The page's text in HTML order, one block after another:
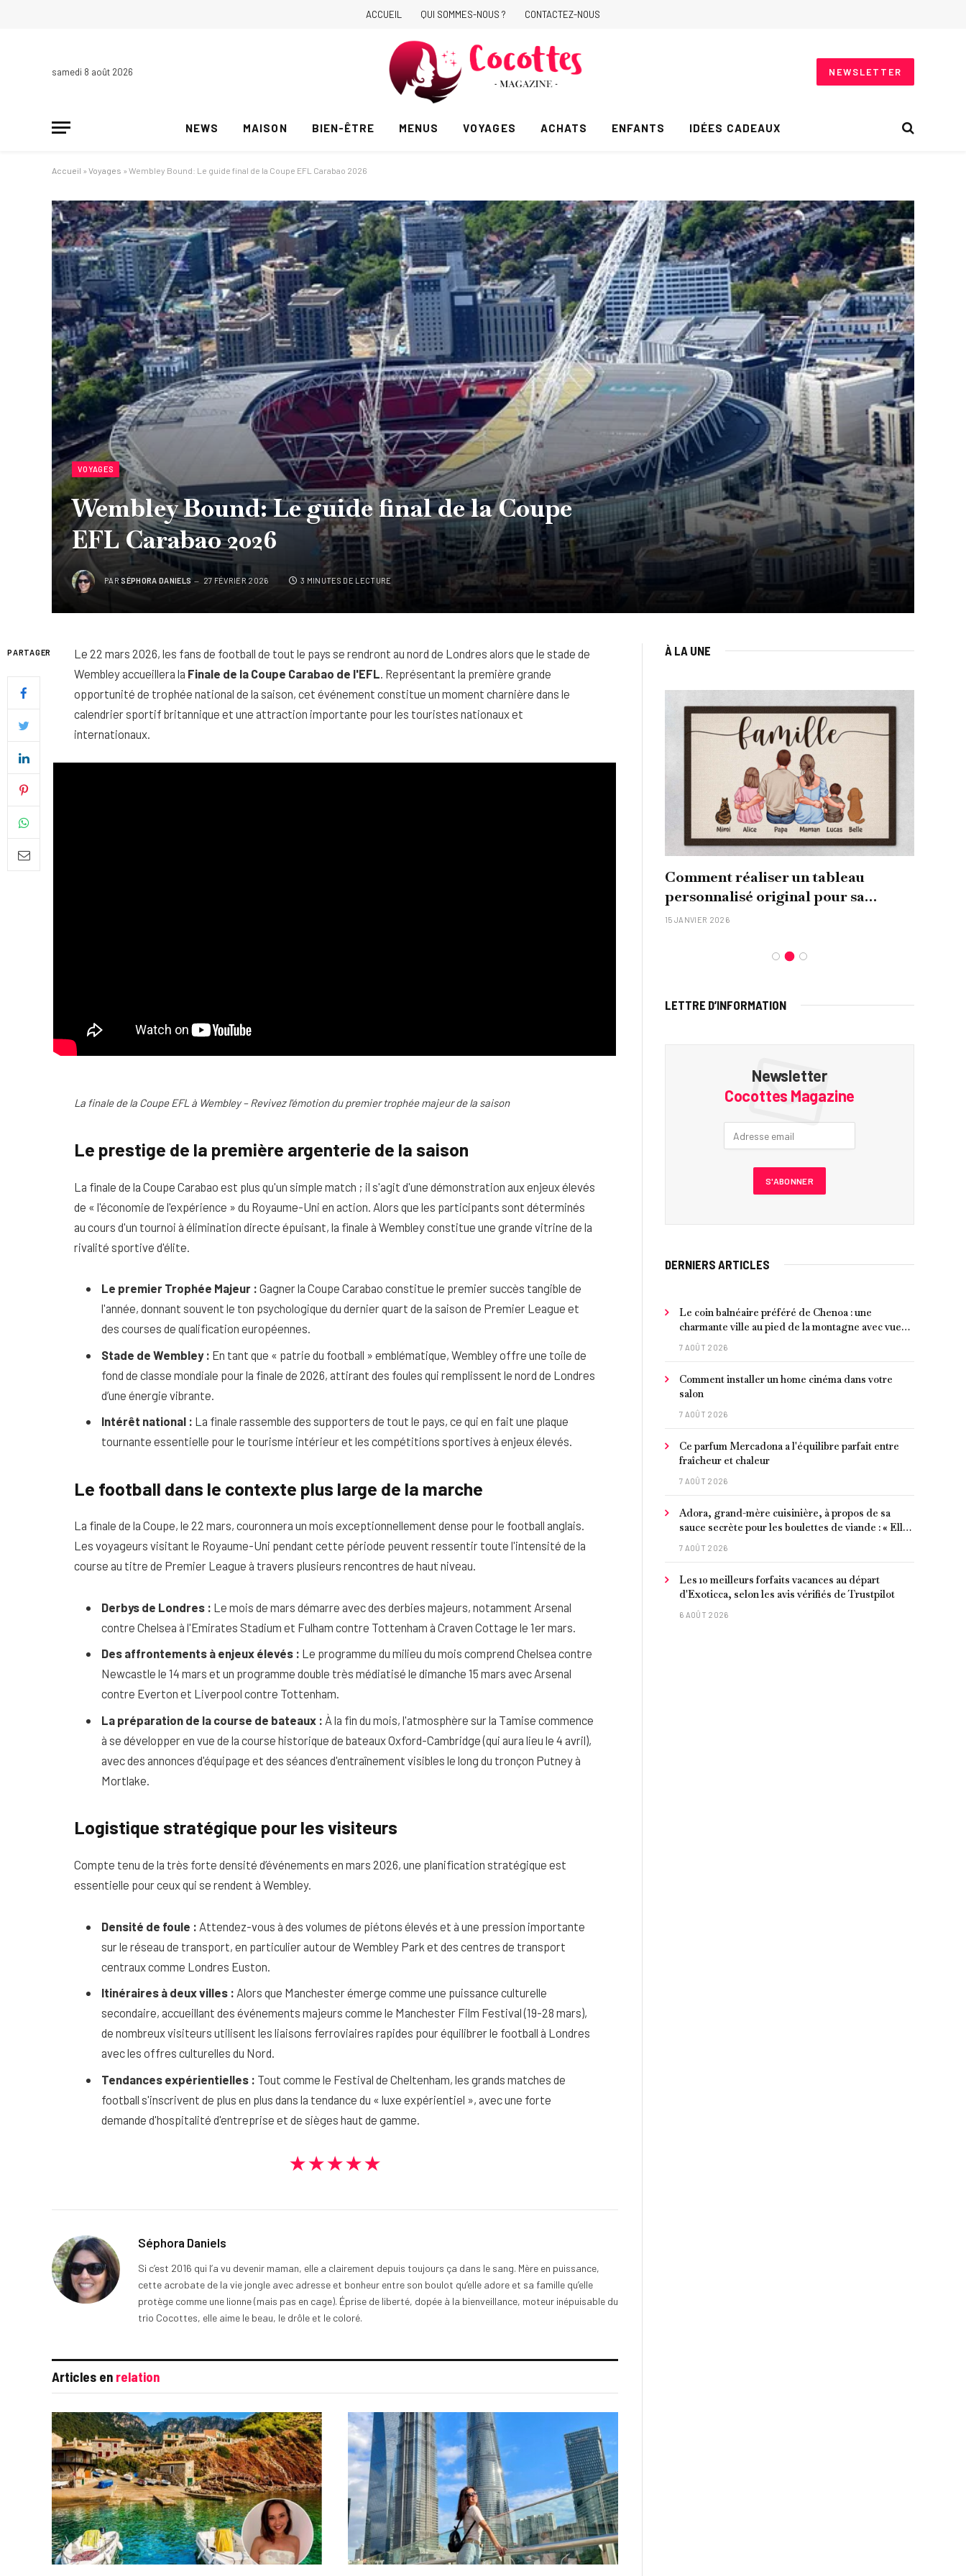
ACCUEIL QUI SOMMES-NOUS ? CONTACTEZ-NOUS
samedi 8 août 2026 NEWSLETTER
NEWS MAISON BIEN-ÊTRE MENUS VOYAGES ACHATS ENFANTS IDÉES CADEAUX
Accueil » Voyages » Wembley Bound: Le guide final de la Coupe EFL Carabao 2026
VOYAGES
Wembley Bound: Le guide final de la Coupe
EFL Carabao 2026
PAR SÉPHORA DANIELS 27 FÉVRIER 2026 3 MINUTES DE LECTURE
PARTAGER
Le 22 mars 2026, les fans de football de tout le pays se rendront au nord de Londres alors que le stade de
Wembley accueillera la Finale de la Coupe Carabao de l'EFL. Représentant la première grande
opportunité de trophée national de la saison, cet événement constitue un moment charnière dans le
calendrier sportif britannique et une attraction importante pour les touristes nationaux et
internationaux.
La finale de la Coupe EFL à Wembley – Revivez l'émotion du premier trophée majeur de la saison
Le prestige de la première argenterie de la saison
La finale de la Coupe Carabao est plus qu'un simple match ; il s'agit d'une démonstration aux enjeux élevés
de « l'économie de l'expérience » du Royaume-Uni en action. Alors que les participants sont déterminés
au cours d'un tournoi à élimination directe épuisant, la finale à Wembley constitue une grande vitrine de la
rivalité sportive d'élite.
Le premier Trophée Majeur : Gagner la Coupe Carabao constitue le premier succès tangible de
l'année, donnant souvent le ton psychologique du dernier quart de la saison de Premier League et
des courses de qualification européennes.
Stade de Wembley : En tant que « patrie du football » emblématique, Wembley offre une toile de
fond de classe mondiale pour la finale de 2026, attirant des foules qui remplissent le nord de Londres
d’une énergie vibrante.
Intérêt national : La finale rassemble des supporters de tout le pays, ce qui en fait une plaque
tournante essentielle pour le tourisme intérieur et les compétitions sportives à enjeux élevés.
Le football dans le contexte plus large de la marche
La finale de la Coupe, le 22 mars, couronnera un mois exceptionnellement dense pour le football anglais.
Les voyageurs visitant le Royaume-Uni pendant cette période peuvent ressentir toute l'intensité de la
course au titre de Premier League à travers plusieurs rencontres de haut niveau.
Derbys de Londres : Le mois de mars démarre avec des derbies majeurs, notamment Arsenal
contre Chelsea à l'Emirates Stadium et Fulham contre Tottenham à Craven Cottage le 1er mars.
Des affrontements à enjeux élevés : Le programme du milieu du mois comprend Chelsea contre
Newcastle le 14 mars et un programme double très médiatisé le dimanche 15 mars avec Arsenal
contre Everton et Liverpool contre Tottenham.
La préparation de la course de bateaux : À la fin du mois, l'atmosphère sur la Tamise commence
à se développer en vue de la course historique de bateaux Oxford-Cambridge (qui aura lieu le 4 avril),
avec des annonces d'équipage et des séances d'entraînement visibles le long du tronçon Putney à
Mortlake.
Logistique stratégique pour les visiteurs
Compte tenu de la très forte densité d’événements en mars 2026, une planification stratégique est
essentielle pour ceux qui se rendent à Wembley.
Densité de foule : Attendez-vous à des volumes de piétons élevés et à une pression importante
sur le réseau de transport, en particulier autour de Wembley Park et des centres de transport
centraux comme Londres Euston.
Itinéraires à deux villes : Alors que Manchester émerge comme une puissance culturelle
secondaire, accueillant des événements majeurs comme le Manchester Film Festival (19-28 mars),
de nombreux visiteurs utilisent les liaisons ferroviaires rapides pour équilibrer le football à Londres
avec les offres culturelles du Nord.
Tendances expérientielles : Tout comme le Festival de Cheltenham, les grands matches de
football s'inscrivent de plus en plus dans la tendance du « luxe expérientiel », avec une forte
demande d'hospitalité d'entreprise et de sièges haut de gamme.
★★★★★
Séphora Daniels
Si c’est 2016 qui l’a vu devenir maman, elle a clairement depuis toujours ça dans le sang. Mère en puissance,
cette acrobate de la vie jongle avec adresse et bonheur entre son boulot qu’elle adore et sa famille qu’elle
protège comme une lionne (mais pas en cage). Éprise de liberté, dopée à la bienveillance, moteur inépuisable du
trio Cocottes, elle aime le beau, le drôle et le coloré.
Articles en relation
À LA UNE
Comment réaliser un tableau
personnalisé original pour sa
famille ?
15 JANVIER 2026
LETTRE D’INFORMATION
Newsletter
Cocottes Magazine
DERNIERS ARTICLES
Le coin balnéaire préféré de Chenoa : une
charmante ville au pied de la montagne avec vue
sur la Méditerranée, bon poisson et criques
7 AOÛT 2026
Comment installer un home cinéma dans votre
salon
7 AOÛT 2026
Ce parfum Mercadona a l'équilibre parfait entre
fraîcheur et chaleur
7 AOÛT 2026
Adora, grand-mère cuisinière, à propos de sa
sauce secrète pour les boulettes de viande : « Elle
contient un peu de curcuma, du poivre, une
7 AOÛT 2026
Les 10 meilleurs forfaits vacances au départ
d'Exoticca, selon les avis vérifiés de Trustpilot
6 AOÛT 2026